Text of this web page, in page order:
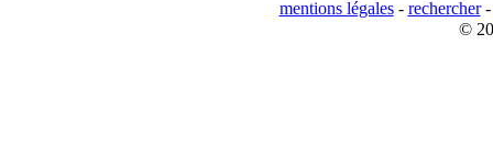
mentions légales- rechercher
©